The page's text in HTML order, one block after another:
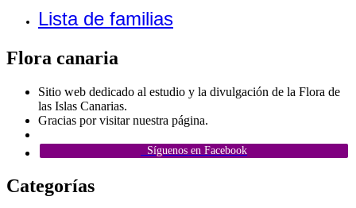
Lista de familias
Flora canaria
Sitio web dedicado al estudio y la divulgación de la Flora de
las Islas Canarias.
Gracias por visitar nuestra página.
Síguenos en Facebook
Categorías